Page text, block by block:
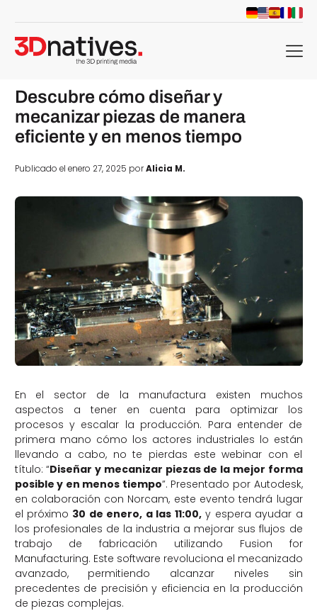
menu
Descubre cómo diseñar y
mecanizar piezas de manera
eficiente y en menos tiempo
Publicado el enero 27, 2025 porAlicia M.
En el sector de la manufactura existen muchos
aspectos a tener en cuenta para optimizar los
procesos y escalar la producción. Para entender de
primera mano cómo los actores industriales lo están
llevando a cabo, no te pierdas este webinar con el
título: “Diseñar y mecanizar piezas de la mejor forma
posible y en menos tiempo”. Presentado por Autodesk,
en colaboración con Norcam, este evento tendrá lugar
el próximo 30 de enero, a las 11:00,y espera ayudar a
los profesionales de la industria a mejorar sus flujos de
trabajo de fabricación utilizando Fusion for
Manufacturing. Este software revoluciona el mecanizado
avanzado, permitiendo alcanzar niveles sin
precedentes de precisión y eficiencia en la producción
de piezas complejas.